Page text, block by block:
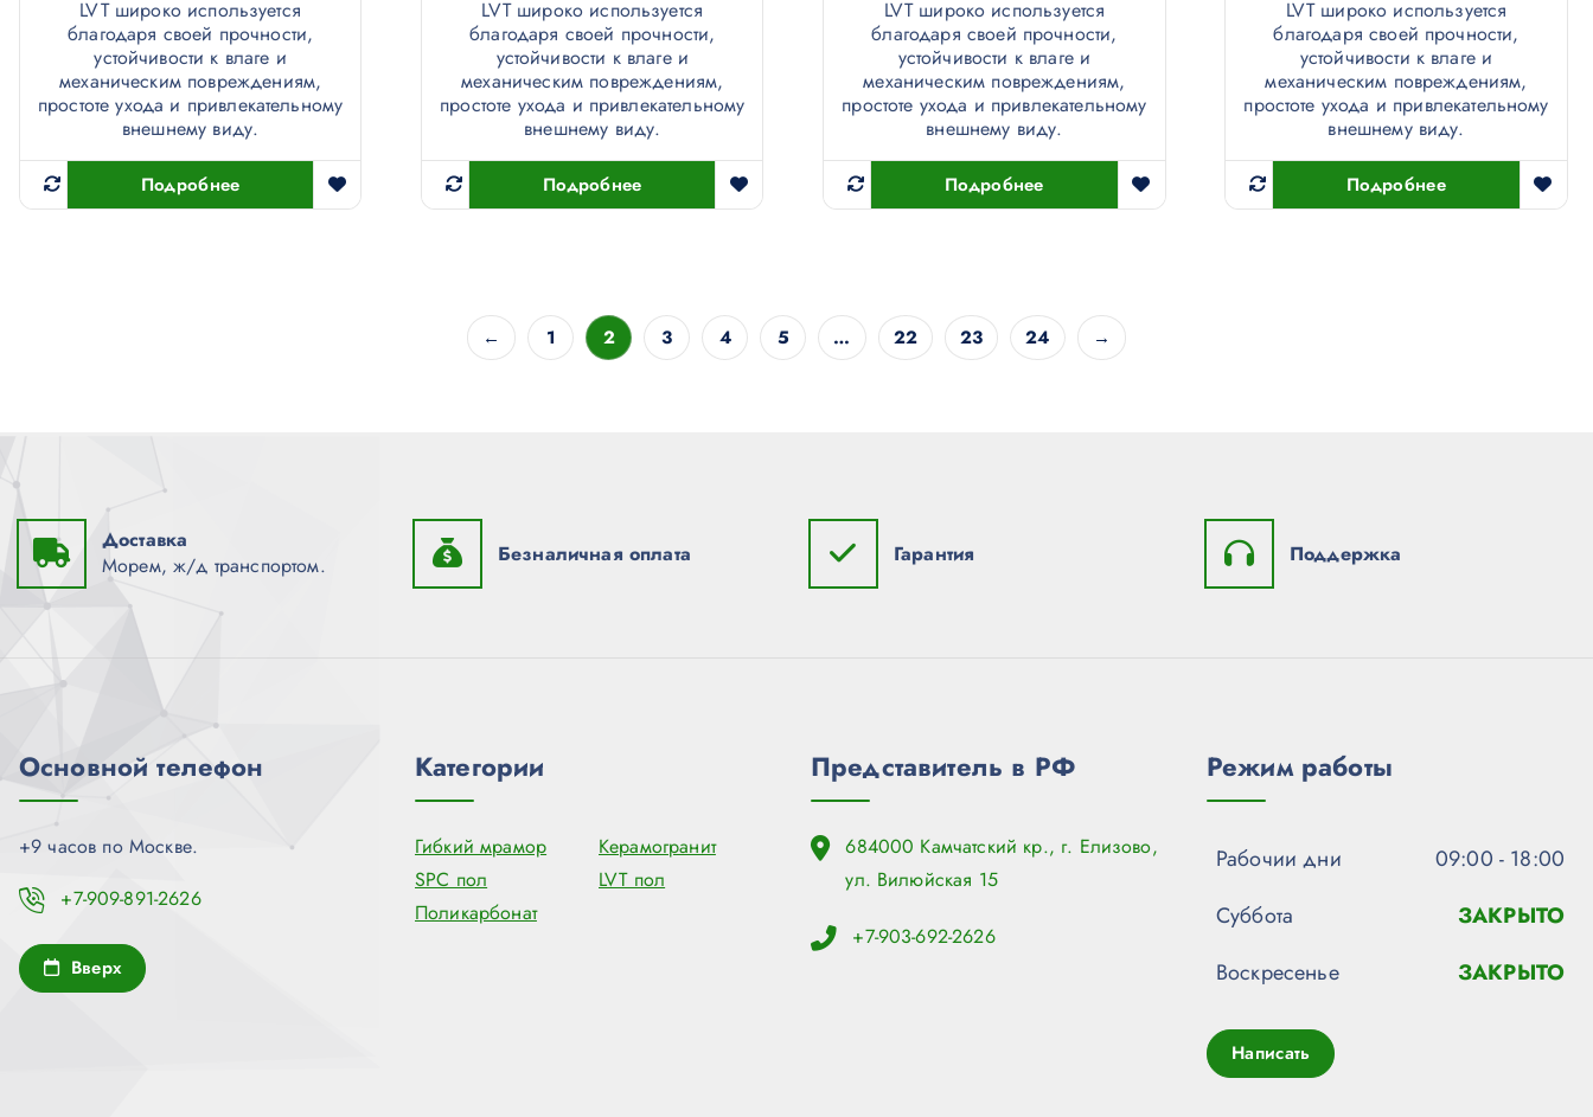
LVT широко используется
благодаря своей прочности,
устойчивости к влаге и
механическим повреждениям,
простоте ухода и привлекательному
внешнему виду.
Подробнее
LVT широко используется
благодаря своей прочности,
устойчивости к влаге и
механическим повреждениям,
простоте ухода и привлекательному
внешнему виду.
Подробнее
LVT широко используется
благодаря своей прочности,
устойчивости к влаге и
механическим повреждениям,
простоте ухода и привлекательному
внешнему виду.
Подробнее
LVT широко используется
благодаря своей прочности,
устойчивости к влаге и
механическим повреждениям,
простоте ухода и привлекательному
внешнему виду.
Подробнее
← 1 2 3 4 5 … 22 23 24 →
Доставка
Морем, ж/д транспортом.
Безналичная оплата Гарантия Поддержка
Основной телефон
+9 часов по Москве.
+7-909-891-2626
Вверх
Категории
Гибкий мрамор
Керамогранит
SPC пол
LVT пол
Поликарбонат
Представитель в РФ
684000 Камчатский кр., г. Елизово,
ул. Вилюйская 15
+7-903-692-2626
Режим работы
Рабочии дни
09:00 - 18:00
Суббота
ЗАКРЫТО
Воскресенье
ЗАКРЫТО
Написать